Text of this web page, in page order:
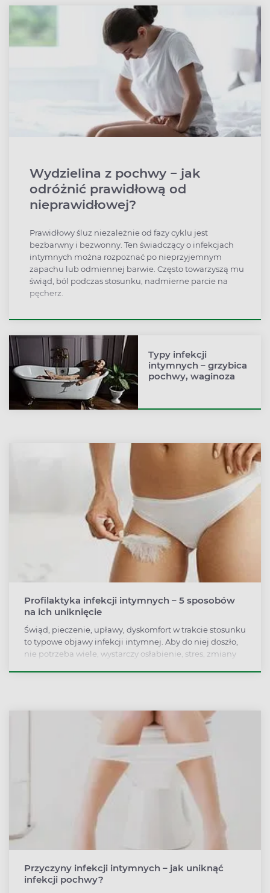
Wydzielina z pochwy − jak
odróżnić prawidłową od
nieprawidłowej?
Prawidłowy śluz niezależnie od fazy cyklu jest
bezbarwny i bezwonny. Ten świadczący o infekcjach
intymnych można rozpoznać po nieprzyjemnym
zapachu lub odmiennej barwie. Często towarzyszą mu
świąd, ból podczas stosunku, nadmierne parcie na
pęcherz.
Typy infekcji
intymnych – grzybica
pochwy, waginoza
Profilaktyka infekcji intymnych – 5 sposobów
na ich uniknięcie
Świąd, pieczenie, upławy, dyskomfort w trakcie stosunku
to typowe objawy infekcji intymnej. Aby do niej doszło,
nie potrzeba wiele, wystarczy osłabienie, stres, zmiany
Przyczyny infekcji intymnych – jak uniknąć
infekcji pochwy?